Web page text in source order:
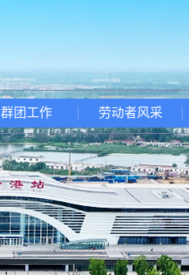
群团工作 劳动者风采